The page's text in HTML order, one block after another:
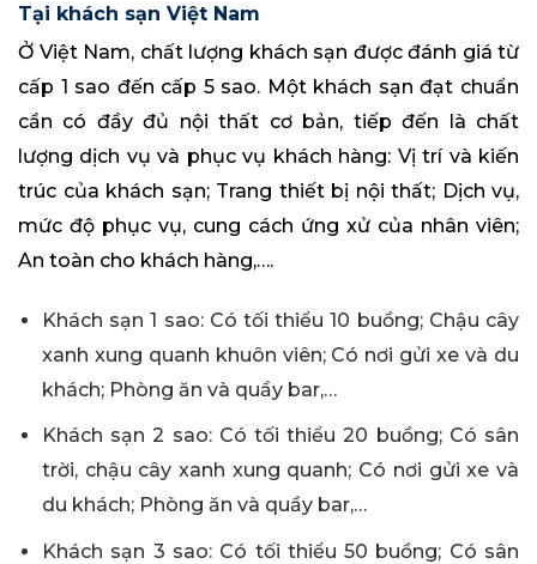
Tại khách sạn Việt Nam
Ở Việt Nam, chất lượng khách sạn được đánh giá từ
cấp 1 sao đến cấp 5 sao. Một khách sạn đạt chuẩn
cần có đầy đủ nội thất cơ bản, tiếp đến là chất
lượng dịch vụ và phục vụ khách hàng: Vị trí và kiến
trúc của khách sạn; Trang thiết bị nội thất; Dịch vụ,
mức độ phục vụ, cung cách ứng xử của nhân viên;
An toàn cho khách hàng,….
Khách sạn 1 sao: Có tối thiểu 10 buồng; Chậu cây
xanh xung quanh khuôn viên; Có nơi gửi xe và du
khách; Phòng ăn và quầy bar,…
Khách sạn 2 sao: Có tối thiểu 20 buồng; Có sân
trời, chậu cây xanh xung quanh; Có nơi gửi xe và
du khách; Phòng ăn và quầy bar,…
Khách sạn 3 sao: Có tối thiểu 50 buồng; Có sân